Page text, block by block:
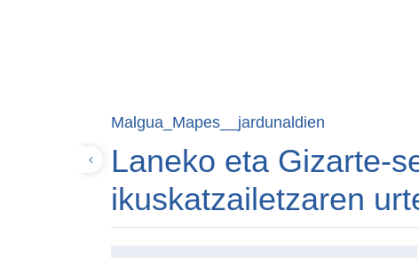
Malgua_Mapes__jardunaldien
Laneko eta Gizarte-
ikuskatzailetzaren